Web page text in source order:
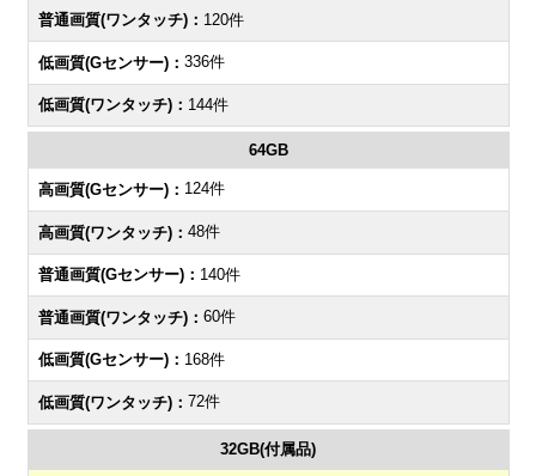
120件
336件
144件
64GB
124件
48件
140件
60件
168件
72件
32GB(付属品)